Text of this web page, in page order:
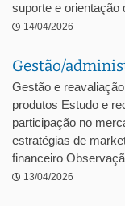
suporte e orientação
14/04/2026
Gestão/
Gestão e
produtos Estudo e
participação no
estratégias de
financeiro
13/04/2026